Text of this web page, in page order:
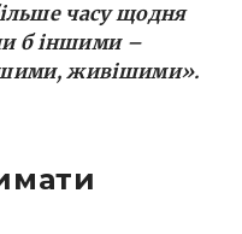
часу щодня
б іншими –
живішими».